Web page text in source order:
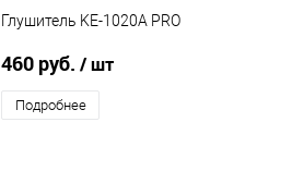
Глушитель KE-1020A PRO
460 руб. / шт
Подробнее